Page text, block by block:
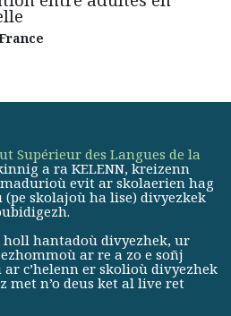
Supérieur des Langues de la
a ra KELENN, kreizenn
evit ar skolaerien hag
skolajoù ha lise) divyezkek
hantadoù divyezhek, ur
ar re a zo e soñj
c’helenn er skolioù divyezhek
met n’o deus ket al live ret